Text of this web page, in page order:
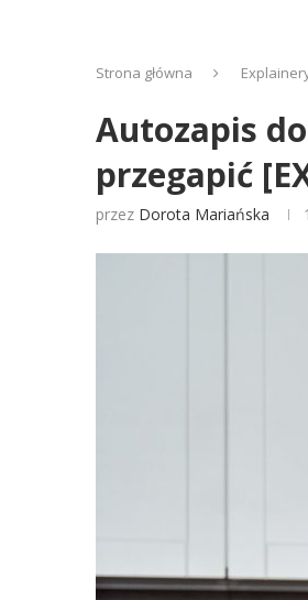
Strona główna
Autozapis
przegapić
przez Dorota Mariańska